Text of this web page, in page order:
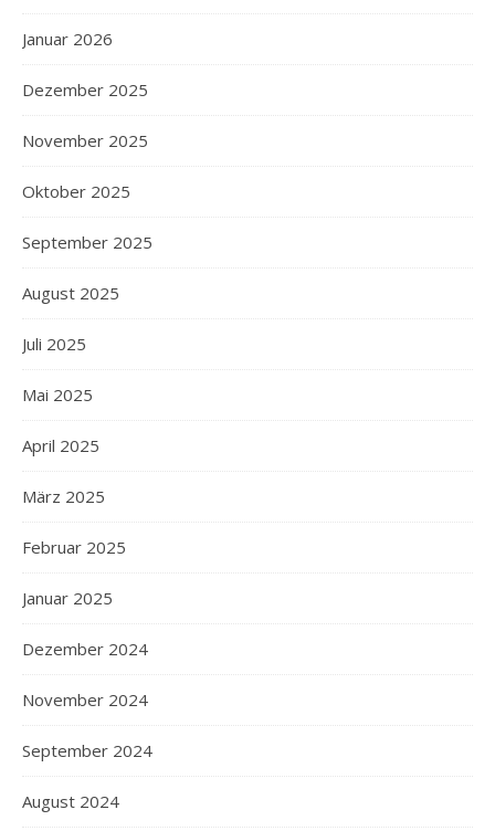
Januar 2026
Dezember 2025
November 2025
Oktober 2025
September 2025
August 2025
Juli 2025
Mai 2025
April 2025
März 2025
Februar 2025
Januar 2025
Dezember 2024
November 2024
September 2024
August 2024